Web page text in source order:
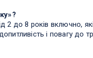
2 до 8 років включно,
і повагу до